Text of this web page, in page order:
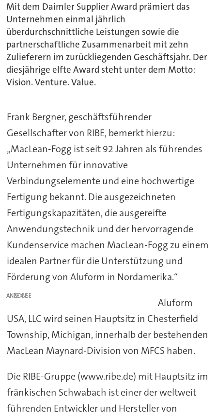
Mit dem Daimler Supplier Award prämiert das
Unternehmen einmal jährlich
überdurchschnittliche Leistungen sowie die
partnerschaftliche Zusammenarbeit mit zehn
Zulieferern im zurückliegenden Geschäftsjahr. Der
diesjährige elfte Award steht unter dem Motto:
Vision. Venture. Value.
Frank Bergner, geschäftsführender
Gesellschafter von RIBE, bemerkt hierzu:
„MacLean-Fogg ist seit 92 Jahren als führendes
Unternehmen für innovative
Verbindungselemente und eine hochwertige
Fertigung bekannt. Die ausgezeichneten
Fertigungskapazitäten, die ausgereifte
Anwendungstechnik und der hervorragende
Kundenservice machen MacLean-Fogg zu einem
idealen Partner für die Unterstützung und
Förderung von Aluform in Nordamerika.“
ANZEIGE
Aluform
USA, LLC wird seinen Hauptsitz in Chesterfield
Township, Michigan, innerhalb der bestehenden
MacLean Maynard-Division von MFCS haben.
Die RIBE-Gruppe (www.ribe.de) mit Hauptsitz im
fränkischen Schwabach ist einer der weltweit
führenden Entwickler und Hersteller von